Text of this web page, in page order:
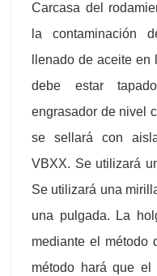
Carcasa del
la contaminación
llenado de aceite
debe estar
engrasador de nivel
se sellará con
VBXX. Se utilizará
Se utilizará una
una pulgada. La
mediante el método
método hará que